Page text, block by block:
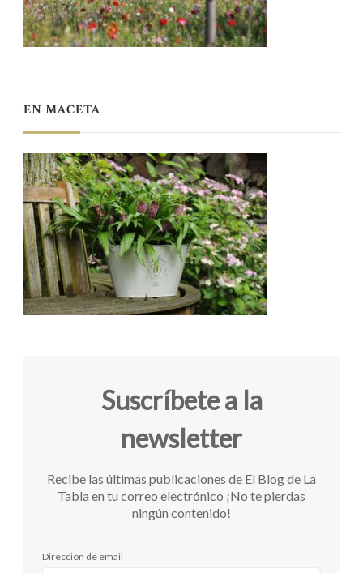
EN MACETA
Suscríbete a la
newsletter
Recibe las últimas publicaciones de El Blog de La
Tabla en tu correo electrónico ¡No te pierdas
ningún contenido!
Dirección de email